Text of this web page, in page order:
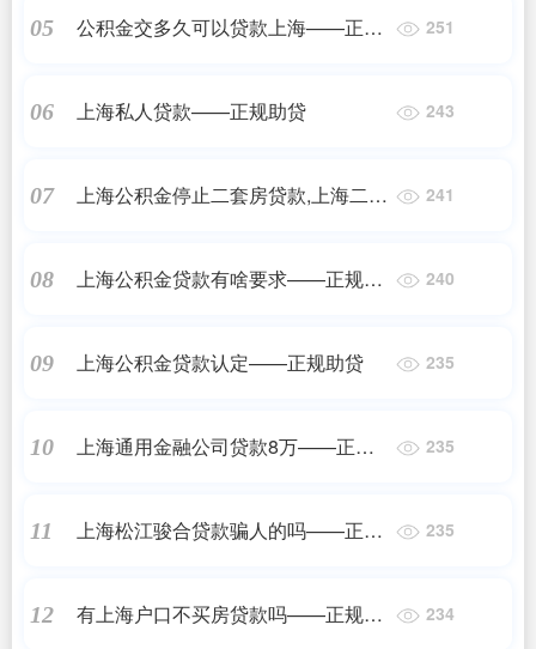
05
公积金交多久可以贷款上海——正规
251
06 上海私人贷款——正规助贷 243
07
上海公积金停止二套房贷款,上海二套
241
08
上海公积金贷款有啥要求——正规助
240
09 上海公积金贷款认定——正规助贷 235
10
上海通用金融公司贷款8万——正规
235
11
上海松江骏合贷款骗人的吗——正规
235
12
有上海户口不买房贷款吗——正规助
234